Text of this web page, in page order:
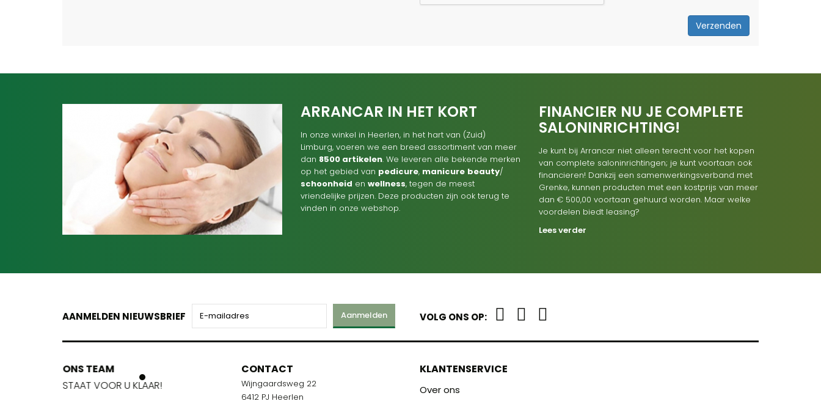
Verzenden
ARRANCAR IN HET KORT
In onze winkel in Heerlen, in het hart van (Zuid)
Limburg, voeren we een breed assortiment van meer
dan 8500 artikelen. We leveren alle bekende merken
op het gebied van pedicure, manicure beauty/
schoonheid en wellness, tegen de meest
vriendelijke prijzen. Deze producten zijn ook terug te
vinden in onze webshop.
FINANCIER NU JE COMPLETE
SALONINRICHTING!
Je kunt bij Arrancar niet alleen terecht voor het kopen
van complete saloninrichtingen; je kunt voortaan ook
financieren! Dankzij een samenwerkingsverband met
Grenke, kunnen producten met een kostprijs van meer
dan € 500,00 voortaan gehuurd worden. Maar welke
voordelen biedt leasing?
Lees verder
AANMELDEN NIEUWSBRIEF Aanmelden VOLG ONS OP:
ONS TEAM
STAAT VOOR U KLAAR!
ONS TEAM
STAAT VOOR U KLAAR!
CONTACT
Wijngaardsweg 22
6412 PJ Heerlen
KLANTENSERVICE
Over ons